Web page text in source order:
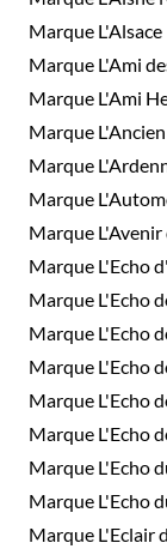
Marque L'Alsace
Marque L'Ami
Marque L'Ami
Marque
Marque
Marque
Marque
Marque L'Echo
Marque L'Echo
Marque L'Echo
Marque L'Echo
Marque L'Echo
Marque L'Echo
Marque L'Echo
Marque L'Echo
Marque L'Eclair